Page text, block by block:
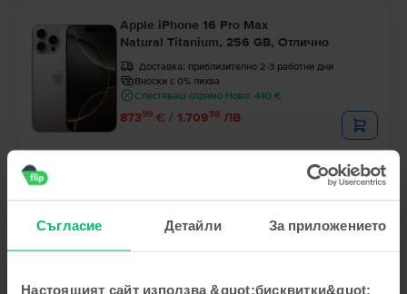
Съгласие Детайли За приложението
Настоящият сайт използва &quot;бисквитки&quot;
Apple iPhone 16 Pro Max
Natural Titanium, 256 GB, Отлично
Доставка: приблизително 2-3 работни дни
Вноски с 0% лихва
Спестяваш спрямо Ново: 440 €
87399 € / 1.70938 ЛВ
- 23 €
Доставка: приблизително 2-3 работни дни
Вноски с 0% лихва
99 32